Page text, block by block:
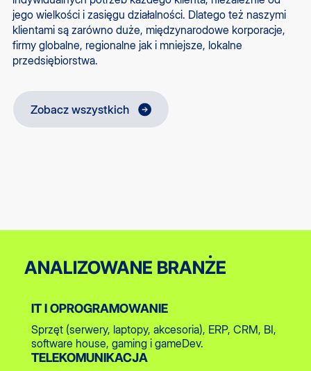
jego wielkości i zasięgu działalności. Dlatego też naszymi
klientami są zarówno duże, międzynarodowe korporacje,
firmy globalne, regionalne jak i mniejsze, lokalne
przedsiębiorstwa.
Zobacz wszystkich
ANALIZOWANE BRANŻE
IT I OPROGRAMOWANIE
Sprzęt (serwery, laptopy, akcesoria), ERP, CRM, BI,
software house, gaming i gameDev.
TELEKOMUNIKACJA